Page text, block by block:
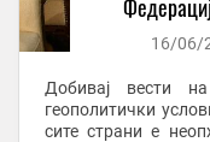
16/06/
Добивај вести
геополитички
сите страни е